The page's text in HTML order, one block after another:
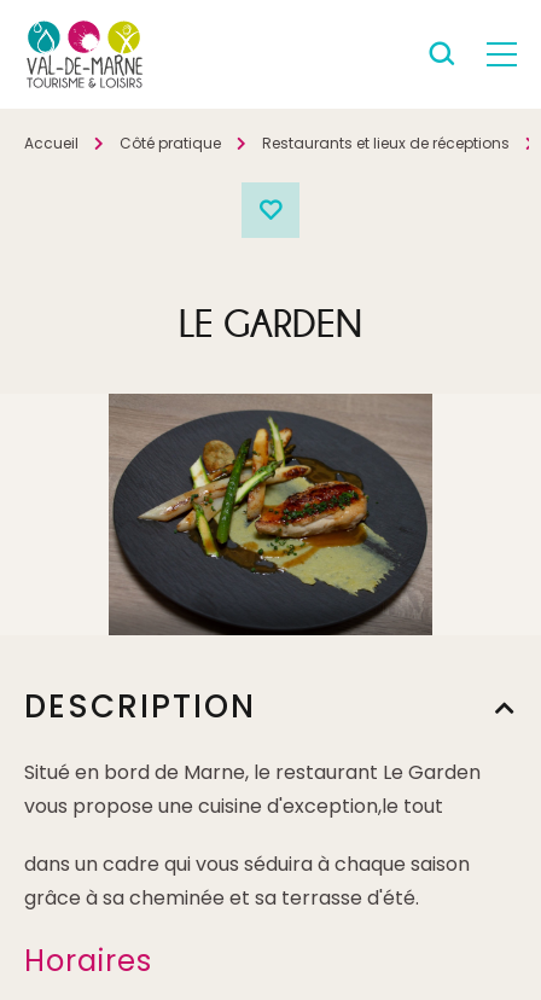
Accueil Côté pratique Restaurants et lieux de réceptions
LE GARDEN
DESCRIPTION
Situé en bord de Marne, le restaurant Le Garden
vous propose une cuisine d'exception,le tout
dans un cadre qui vous séduira à chaque saison
grâce à sa cheminée et sa terrasse d'été.
Horaires